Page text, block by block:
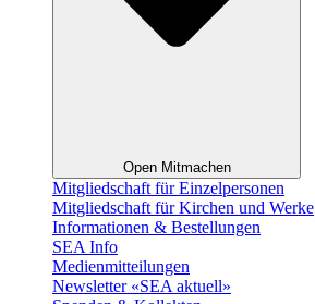
Open Mitmachen
Mitgliedschaft für Einzelpersonen
Mitgliedschaft für Kirchen und Werke
Informationen & Bestellungen
SEA Info
Medienmitteilungen
Newsletter «SEA aktuell»